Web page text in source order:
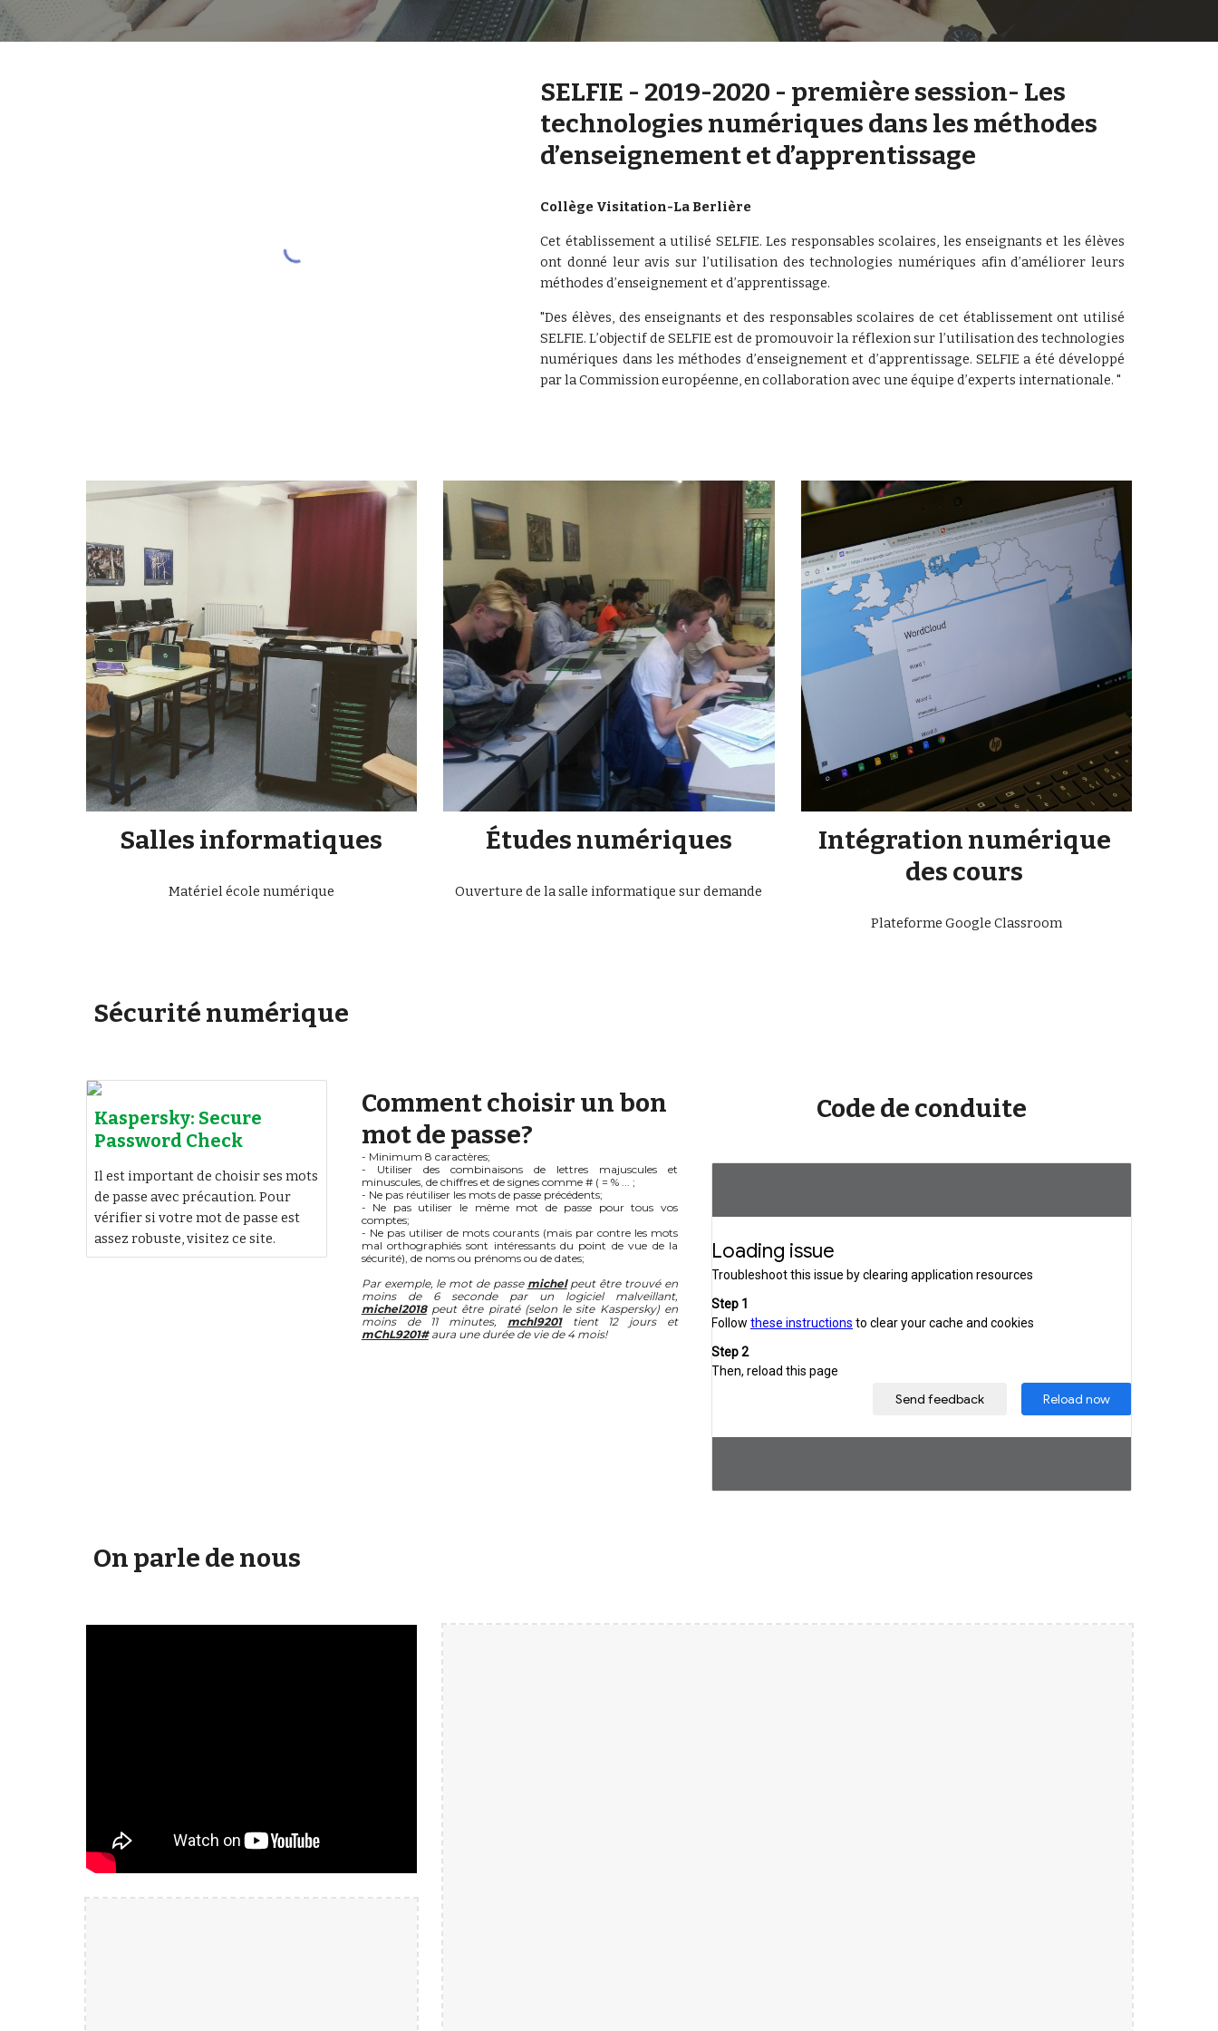
SELFIE - 2019-2020 - première session- Les
technologies numériques dans les méthodes
d’enseignement et d’apprentissage
Collège Visitation-La Berlière
Cet établissement a utilisé SELFIE. Les responsables scolaires, les enseignants et les élèves
ont donné leur avis sur l’utilisation des technologies numériques afin d’améliorer leurs
méthodes d’enseignement et d’apprentissage.
"Des élèves, des enseignants et des responsables scolaires de cet établissement ont utilisé
SELFIE. L’objectif de SELFIE est de promouvoir la réflexion sur l’utilisation des technologies
numériques dans les méthodes d’enseignement et d’apprentissage. SELFIE a été développé
par la Commission européenne, en collaboration avec une équipe d’experts internationale. "
Salles informatiques
Matériel école numérique
Études numériques
Ouverture de la salle informatique sur demande
Intégration numérique
des cours
Plateforme Google Classroom
Sécurité numérique
Kaspersky: Secure
Password Check
Il est important de choisir ses mots
de passe avec précaution. Pour
vérifier si votre mot de passe est
assez robuste, visitez ce site.
Comment choisir un bon
mot de passe?
- Minimum 8 caractères;
- Utiliser des combinaisons de lettres majuscules et
minuscules, de chiffres et de signes comme # ( = % ... ;
- Ne pas réutiliser les mots de passe précédents;
- Ne pas utiliser le même mot de passe pour tous vos
comptes;
- Ne pas utiliser de mots courants (mais par contre les mots
mal orthographiés sont intéressants du point de vue de la
sécurité), de noms ou prénoms ou de dates;
Par exemple, le mot de passe michelpeut être trouvé en
moins de 6 seconde par un logiciel malveillant,
michel2018peut être piraté (selon le site Kaspersky) en
moins de 11 minutes, mchl9201tient 12 jours et
mChL9201#aura une durée de vie de 4 mois!
Code de conduite
On parle de nous